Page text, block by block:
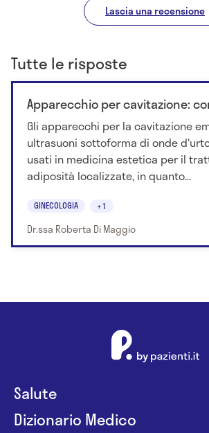
Lascia una recensione
Tutte le risposte
Apparecchio per cavitazione:
Gli apparecchi per la cavitazione
ultrasuoni sottoforma di onde
usati in medicina estetica per il
adiposità localizzate, in quanto...
GINECOLOGIA +1
Dr.ssa Roberta Di Maggio
Salute
Dizionario Medico